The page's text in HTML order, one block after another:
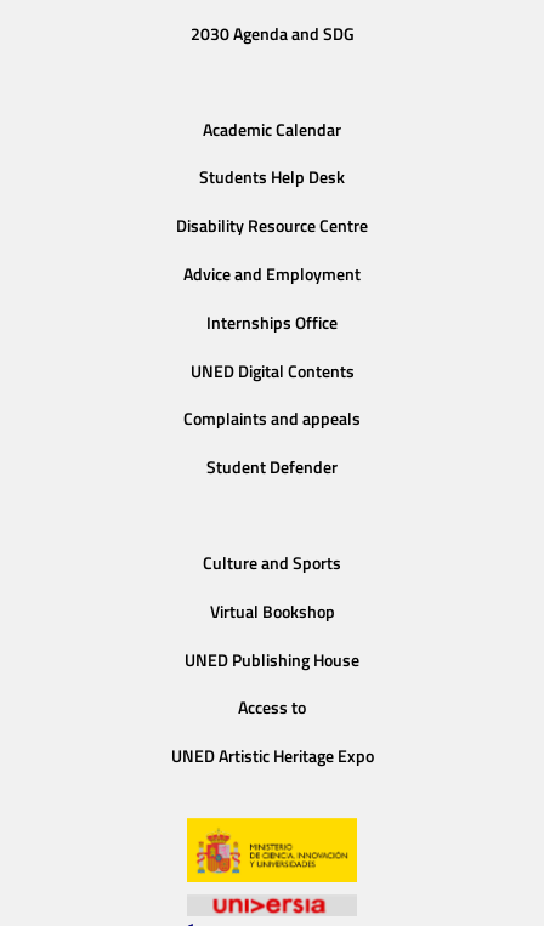
2030 Agenda and SDG
Academic Calendar
Students Help Desk
Disability Resource Centre
Advice and Employment
Internships Office
UNED Digital Contents
Complaints and appeals
Student Defender
Culture and Sports
Virtual Bookshop
UNED Publishing House
Access to
UNED Artistic Heritage Expo